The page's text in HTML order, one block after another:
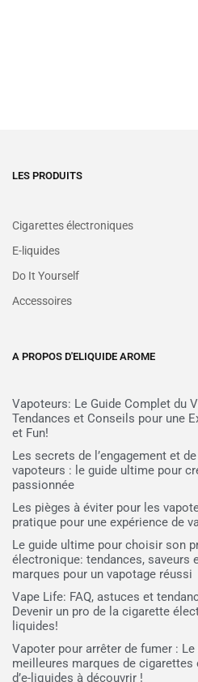
LES PRODUITS
Cigarettes électroniques
E-liquides
Do It Yourself
Accessoires
A PROPOS D'ELIQUIDE AROME
Vapoteurs: Le Guide Complet du
Tendances et Conseils pour une
et Fun!
Les secrets de l’engagement et
vapoteurs : le guide ultime pour
passionnée
Les pièges à éviter pour les
pratique pour une expérience de
Le guide ultime pour choisir son
électronique: tendances, saveurs
marques pour un vapotage réussi
Vape Life: FAQ, astuces et
Devenir un pro de la cigarette
liquides!
Vapoter pour arrêter de fumer :
meilleures marques de
d’e-liquides à découvrir !